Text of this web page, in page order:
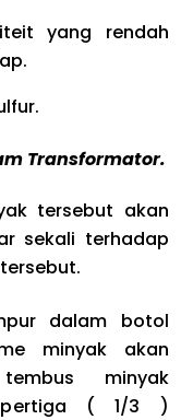
yang rendah
Transformator.
tersebut akan
sekali terhadap
dalam botol
minyak akan
minyak
( 1/3 )